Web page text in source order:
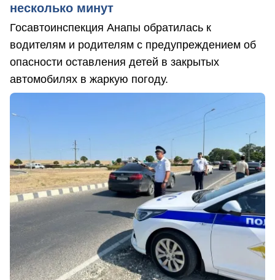
несколько минут
Госавтоинспекция Анапы обратилась к
водителям и родителям с предупреждением об
опасности оставления детей в закрытых
автомобилях в жаркую погоду.